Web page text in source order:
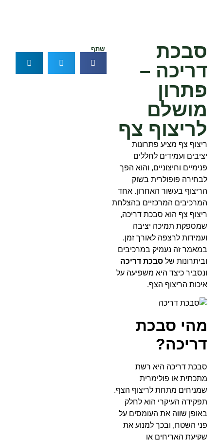
סבכת
דריכה –
פתרון
מושלם
לריצוף צף
ריצוף צף מציע פתרונות
יציבים ועמידים לחללים
פנימיים וחיצוניים, והוא הפך
לבחירה פופולרית בשוק
הריצוף בעשור האחרון. אחד
המרכיבים המרכזיים בהצלחת
ריצוף צף הוא סבכת דריכה,
שמספקת תמיכה יציבה
ועמידות לרצפה לאורך זמן.
במאמר זה נעמיק במרכיבים
וביתרונות שלסבכת דריכה
ונסביר כיצד היא משפיעה על
איכות הריצוף הצף.
מהי סבכת
דריכה?
סבכת דריכה היא רשת
מתכתית או פולימרית
שמניחים מתחת לריצוף הצף.
תפקידה העיקרי הוא לחלק
באופן שווה את העומסים על
פני השטח, ובכך למנוע את
שקיעת האריחים או
שתף